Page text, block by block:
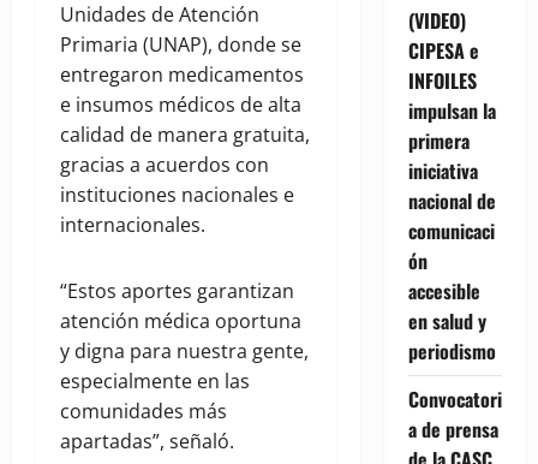
Unidades de Atención
Primaria (UNAP), donde se
entregaron medicamentos
e insumos médicos de alta
calidad de manera gratuita,
gracias a acuerdos con
instituciones nacionales e
internacionales.
“Estos aportes garantizan
atención médica oportuna
y digna para nuestra gente,
especialmente en las
comunidades más
apartadas”, señaló.
(VIDEO)
CIPESA e
INFOILES
impulsan la
primera
iniciativa
nacional de
comunicaci
ón
accesible
en salud y
periodismo
Convocatori
a de prensa